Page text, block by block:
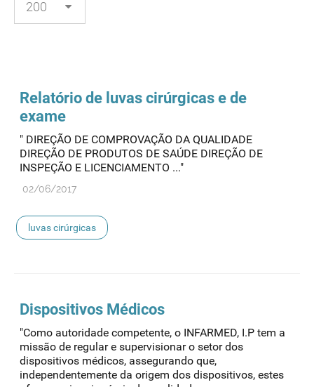
Relatório de luvas cirúrgicas e de
exame
" DIREÇÃO DE COMPROVAÇÃO DA QUALIDADE
DIREÇÃO DE PRODUTOS DE SAÚDE DIREÇÃO DE
INSPEÇÃO E LICENCIAMENTO ..."
02/06/2017
luvas cirúrgicas
Dispositivos Médicos
"Como autoridade competente, o INFARMED, I.P tem a
missão de regular e supervisionar o setor dos
dispositivos médicos, assegurando que,
independentemente da origem dos dispositivos, estes